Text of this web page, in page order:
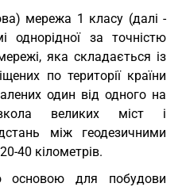
мережа 1 класу (далі -
за точністю
яка складається із
по території країни
один від одного на
великих міст і
між геодезичними
40 кілометрів.
основою для побудови